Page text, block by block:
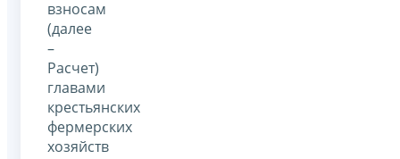
взносам
(далее
–
Расчет)
главами
крестьянских
фермерских
хозяйств